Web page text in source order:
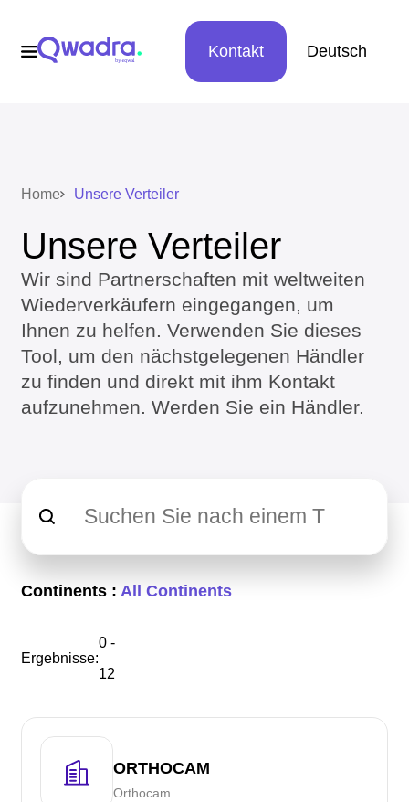
Kontakt Deutsch
Home Unsere Verteiler
Unsere Verteiler
Wir sind Partnerschaften mit weltweiten
Wiederverkäufern eingegangen, um
Ihnen zu helfen. Verwenden Sie dieses
Tool, um den nächstgelegenen Händler
zu finden und direkt mit ihm Kontakt
aufzunehmen. Werden Sie ein Händler.
Continents : All Continents
Ergebnisse:
0 -
12
ORTHOCAM
Orthocam